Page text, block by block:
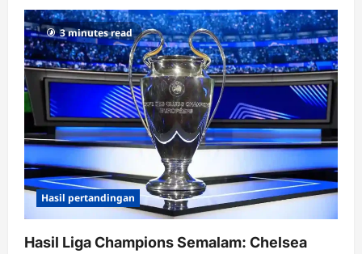
a
t
i
o
n
3 minutes read
Hasil pertandingan
Hasil Liga Champions Semalam: Chelsea